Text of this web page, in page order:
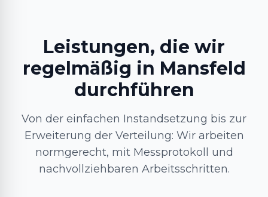
Leistungen, die wir
regelmäßig in Mansfeld
durchführen
Von der einfachen Instandsetzung bis zur
Erweiterung der Verteilung: Wir arbeiten
normgerecht, mit Messprotokoll und
nachvollziehbaren Arbeitsschritten.